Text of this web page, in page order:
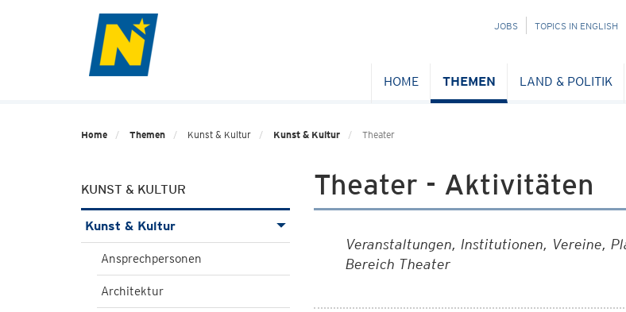
NAVIGATION
JOBS TOPICS IN ENGLISH
HOME THEMEN LAND & POLITIK
Home Themen Kunst & Kultur Kunst & Kultur Theater
KUNST & KULTUR
Kunst & Kultur
Ansprechpersonen
Architektur
Theater - Aktivitäten
Veranstaltungen, Institutionen, Vereine,
Bereich Theater